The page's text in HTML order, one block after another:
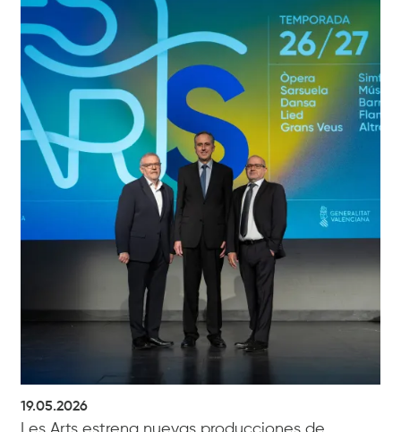
19.05.2026